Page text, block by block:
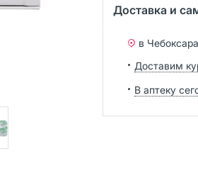
Доставка и
в
Доставим
В аптеку